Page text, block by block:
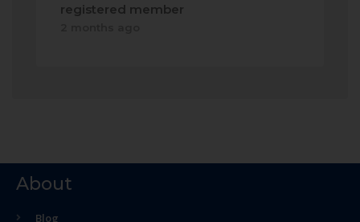
registered member
About
Blog